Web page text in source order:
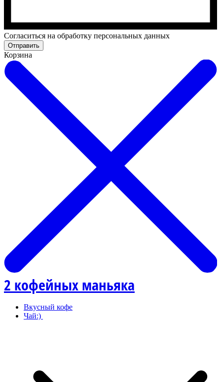
Cогласиться на обработку персональных данных
Отправить
Корзина
2 кофейных маньяка
Вкусный кофе
Чай:)